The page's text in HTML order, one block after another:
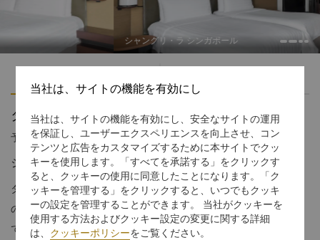
シャングリ・ラ シンガポール
タワーウィングデラックスルーム
予約受付窓口の電話番号 1 866 565 5050
シンプルでありながらモダンで豪華なデザイン
タワーウィングデラックスルームは、出張者や活気溢れる都市で
の隠れ家でのご滞在をご希望の現代的なカップルのお客様に最適
です。
当社は、サイトの機能を有効にし
当社は、サイトの機能を有効にし、安全なサイトの運用
を保証し、ユーザーエクスペリエンスを向上させ、コン
テンツと広告をカスタマイズするために本サイトでクッ
キーを使用します。「すべてを承諾する」をクリックす
ると、クッキーの使用に同意したことになります。「ク
ッキーを管理する」をクリックすると、いつでもクッキ
ーの設定を管理することができます。 当社がクッキーを
使用する方法およびクッキー設定の変更に関する詳細
は、 クッキーポリシーをご覧ください。